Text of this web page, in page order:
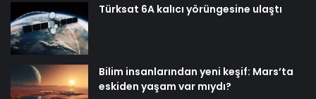
Türksat 6A kalıcı yörüngesine ulaştı
Bilim insanlarından yeni keşif: Mars’ta
eskiden yaşam var mıydı?